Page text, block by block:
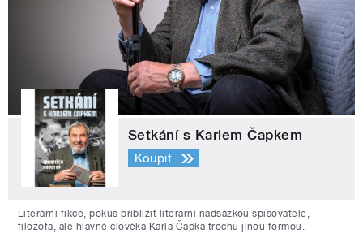
Setkání s Karlem Čapkem
Koupit
Literární fikce, pokus přiblížit literární nadsázkou spisovatele,
filozofa, ale hlavně člověka Karla Čapka trochu jinou formou.